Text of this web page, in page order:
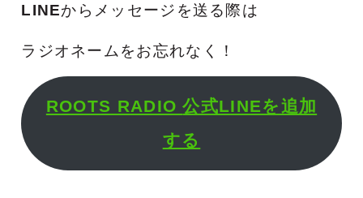
LINEからメッセージを送る際は
ラジオネームをお忘れなく！
ROOTS RADIO公式LINEを追加
する